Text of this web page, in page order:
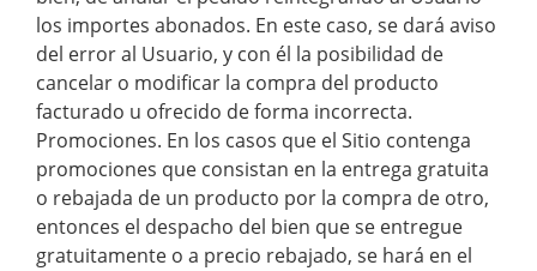
los importes abonados. En este caso, se dará aviso
del error al Usuario, y con él la posibilidad de
cancelar o modificar la compra del producto
facturado u ofrecido de forma incorrecta.
Promociones. En los casos que el Sitio contenga
promociones que consistan en la entrega gratuita
o rebajada de un producto por la compra de otro,
entonces el despacho del bien que se entregue
gratuitamente o a precio rebajado, se hará en el